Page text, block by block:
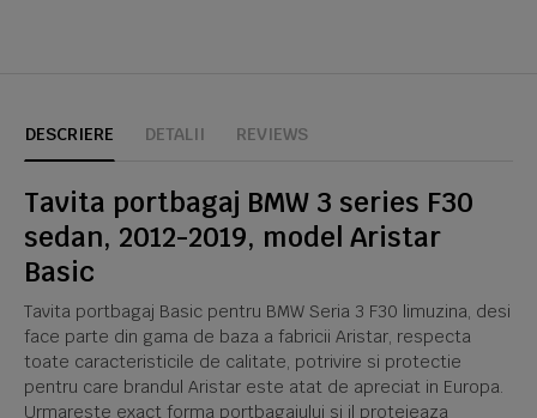
DESCRIERE DETALII REVIEWS
Tavita portbagaj BMW 3 series F30
sedan, 2012-2019, model Aristar
Basic
Tavita portbagaj Basic pentru BMW Seria 3 F30 limuzina, desi
face parte din gama de baza a fabricii Aristar, respecta
toate caracteristicile de calitate, potrivire si protectie
pentru care brandul Aristar este atat de apreciat in Europa.
Urmareste exact forma portbagajului si il protejeaza